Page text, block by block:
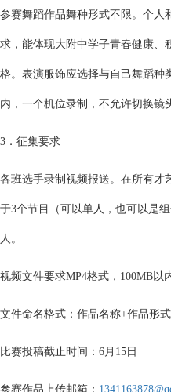
参赛舞蹈作品舞种形式不限。个人
求，能体现大附中学子青春健康、
格。表演服饰应选择与自己舞蹈种
内，一个机位录制，不允许切换镜
3．征集要求
各班选手录制视频报送。在所有才
于3个节目（可以单人，也可以是
人。
视频文件要求MP4格式，100MB以
文件命名格式：作品名称+作品形
比赛投稿截止时间：6月15日
参赛作品上传邮箱：